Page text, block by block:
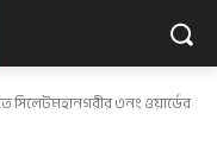
সিলেটমহানগরীর ৩নং ওয়ার্ডের